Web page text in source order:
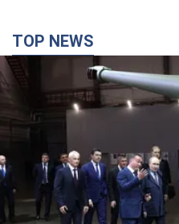
TOP NEWS